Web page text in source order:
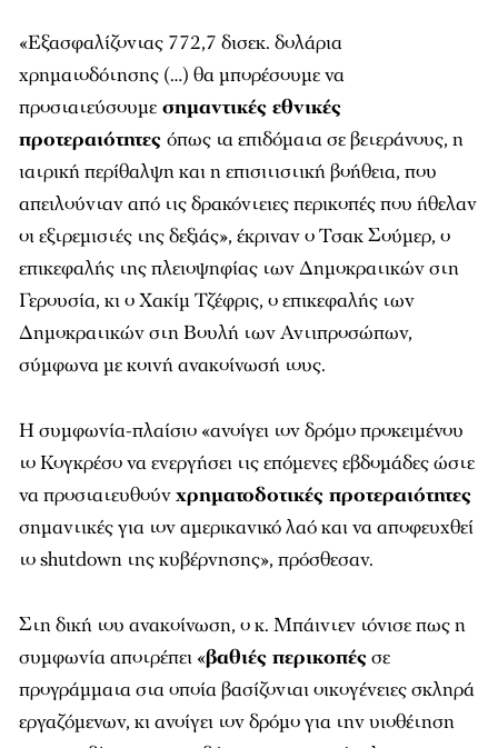
«Εξασφαλίζοντας 772,7 δισεκ. δολάρια
χρηματοδότησης (…) θα μπορέσουμε να
προστατεύσουμε σημαντικές εθνικές
προτεραιότητες όπως τα επιδόματα σε βετεράνους, η
ιατρική περίθαλψη και η επισιτιστική βοήθεια, που
απειλούνταν από τις δρακόντειες περικοπές που ήθελαν
οι εξτρεμιστές της δεξιάς», έκριναν ο Τσακ Σούμερ, ο
επικεφαλής της πλειοψηφίας των Δημοκρατικών στη
Γερουσία, κι ο Χακίμ Τζέφρις, ο επικεφαλής των
Δημοκρατικών στη Βουλή των Αντιπροσώπων,
σύμφωνα με κοινή ανακοίνωσή τους.
Η συμφωνία-πλαίσιο «ανοίγει τον δρόμο προκειμένου
το Κογκρέσο να ενεργήσει τις επόμενες εβδομάδες ώστε
να προστατευθούνχρηματοδοτικές προτεραιότητες
σημαντικές για τον αμερικανικό λαό και να αποφευχθεί
το shutdown της κυβέρνησης», πρόσθεσαν.
Στη δική του ανακοίνωση, ο κ. Μπάιντεν τόνισε πως η
συμφωνία αποτρέπει «βαθιές περικοπέςσε
προγράμματα στα οποία βασίζονται οικογένειες σκληρά
εργαζόμενων, κι ανοίγει τον δρόμο για την υιοθέτηση